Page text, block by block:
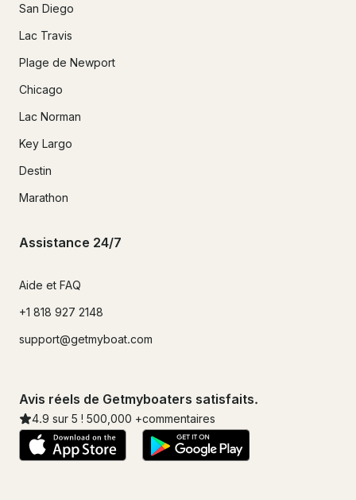
San Diego
Lac Travis
Plage de Newport
Chicago
Lac Norman
Key Largo
Destin
Marathon
Assistance 24/7
Aide et FAQ
+1 818 927 2148
support@getmyboat.com
Avis réels de Getmyboaters satisfaits.
4.9 sur 5 ! 500,000 +commentaires